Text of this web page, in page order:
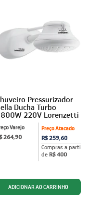
Pressurizador
Ducha Turbo
220V Lorenzetti
Preço Atacado
R$ 259,60
Compras a partir
de R$ 400
Varejo
264,90